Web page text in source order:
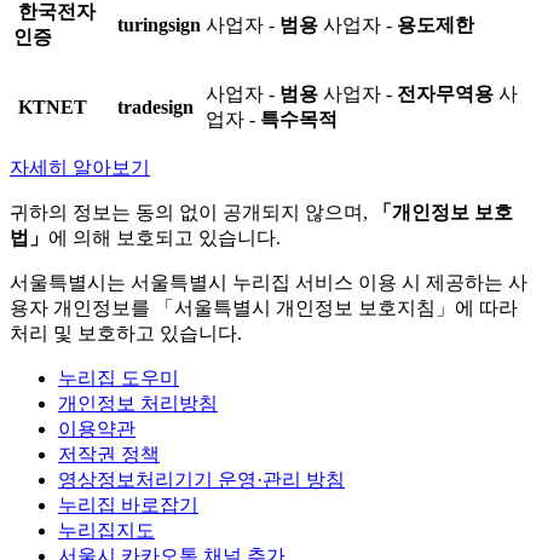
한국전자
인증
turingsign 사업자 - 범용 사업자 - 용도제한
KTNET tradesign
사업자 - 범용 사업자 - 전자무역용 사
업자 - 특수목적
자세히 알아보기
귀하의 정보는 동의 없이 공개되지 않으며,
「개인정보 보호
법」 에 의해 보호되고 있습니다.
서울특별시는 서울특별시 누리집 서비스 이용 시 제공하는 사
용자 개인정보를 「서울특별시 개인정보 보호지침」에 따라
처리 및 보호하고 있습니다.
누리집 도우미
개인정보 처리방침
이용약관
저작권 정책
영상정보처리기기 운영·관리 방침
누리집 바로잡기
누리집지도
서울시 카카오톡 채널 추가